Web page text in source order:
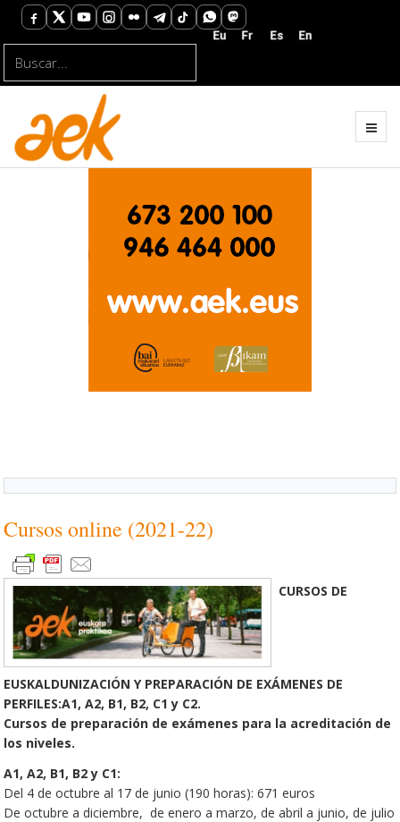
Cursos online (2021-22)
CURSOS DE
EUSKALDUNIZACIÓN Y PREPARACIÓN DE EXÁMENES DE
PERFILES:A1, A2, B1, B2, C1 y C2.
Cursos de preparación de exámenes para la acreditación de
los niveles.
A1, A2, B1, B2 y C1:
Del 4 de octubre al 17 de junio (190 horas): 671 euros
De octubre a diciembre, de enero a marzo, de abril a junio, de julio